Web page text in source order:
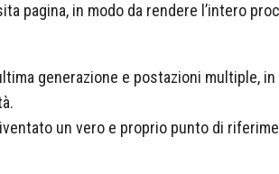
pagina, in modo da rendere l’intero
generazione e postazioni multiple,
un vero e proprio punto di